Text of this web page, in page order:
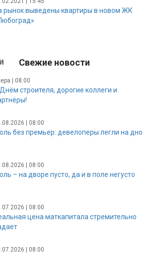
рынок выведены квартиры в новом ЖК
Свежие новости
| 08:00
строителя, дорогие коллеги и
| 08:00
без премьер: девелоперы легли на дно
| 08:00
– на дворе пусто, да и в поле негусто
| 08:00
цена маткапитала стремительно
| 08:00